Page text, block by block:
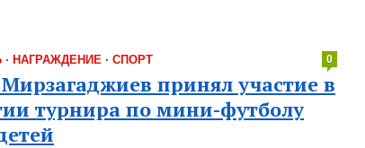
· НАГРАЖДЕНИЕ · СПОРТ 0
принял участие в
турнира по мини-футболу